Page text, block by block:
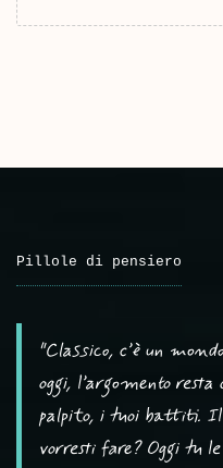
Pillole di pensiero
"Classico, c’è un
oggi, l’argomento
palpito, i tuoi battiti. Il
vorresti fare? Oggi tu